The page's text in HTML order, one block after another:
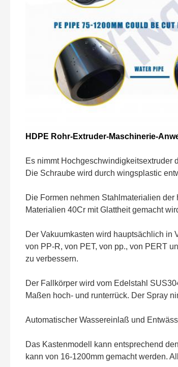
HDPE Rohr-Extruder-Maschinerie-
Es nimmt Hochgeschwindigkeitsextruder
Die Schraube wird durch wingsplastic
Die Formen nehmen Stahlmaterialien
Materialien 40Cr mit Glattheit gemacht
Der Vakuumkasten wird hauptsächlich in
von PP-R, von PET, von pp., von PERT
zu verbessern.
Der Fallkörper wird vom Edelstahl
Maßen hoch- und runterrück. Der Spray
Automatischer Wassereinlaß und
Das Kastenmodell kann entsprechend
kann von 16-1200mm gemacht werden.